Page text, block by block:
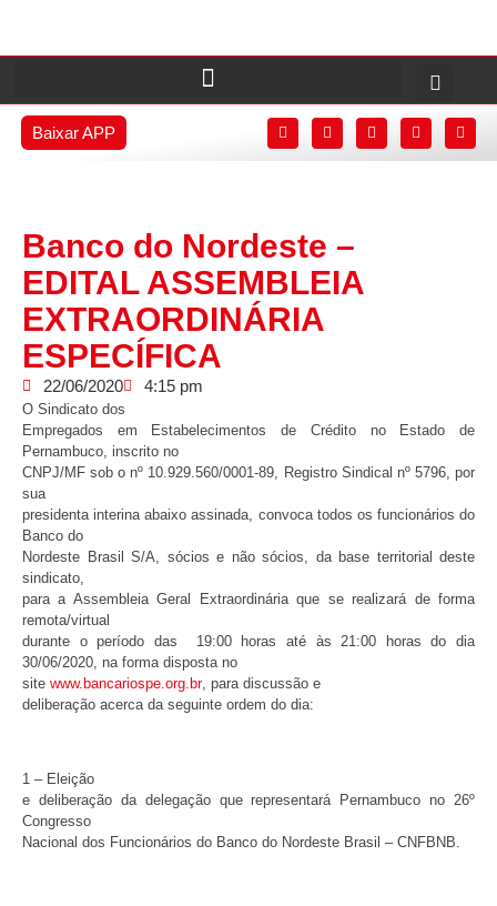
Baixar APP
Banco do Nordeste –
EDITAL ASSEMBLEIA
EXTRAORDINÁRIA
ESPECÍFICA
22/06/2020 4:15 pm
O Sindicato dos
Empregados em Estabelecimentos de Crédito no Estado de
Pernambuco, inscrito no
CNPJ/MF sob o nº 10.929.560/0001-89, Registro Sindical nº 5796, por
sua
presidenta interina abaixo assinada, convoca todos os funcionários do
Banco do
Nordeste Brasil S/A, sócios e não sócios, da base territorial deste
sindicato,
para a Assembleia Geral Extraordinária que se realizará de forma
remota/virtual
durante o período das 19:00 horas até às 21:00 horas do dia
30/06/2020, na forma disposta no
site www.bancariospe.org.br, para discussão e
deliberação acerca da seguinte ordem do dia:
1 – Eleição
e deliberação da delegação que representará Pernambuco no 26º
Congresso
Nacional dos Funcionários do Banco do Nordeste Brasil – CNFBNB.